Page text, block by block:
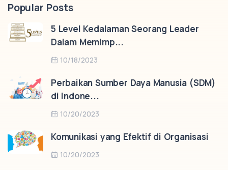
Popular Posts
5 Level Kedalaman Seorang Leader
Dalam Memimp...
10/18/2023
Perbaikan Sumber Daya Manusia (SDM)
di Indone...
10/20/2023
Komunikasi yang Efektif di Organisasi
10/20/2023